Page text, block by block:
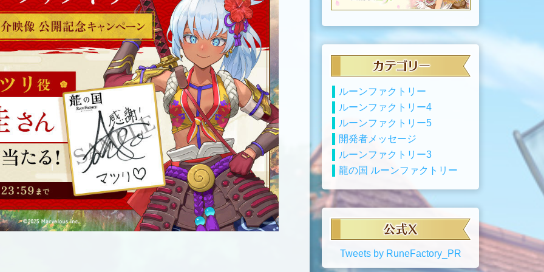
ルーンファクトリー
ルーンファクトリー4
ルーンファクトリー5
開発者メッセージ
ルーンファクトリー3
龍の国 ルーンファクトリー
Tweets by RuneFactory_PR